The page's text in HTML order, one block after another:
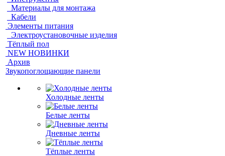
Материалы для монтажа
Кабели
Элементы питания
Электроустановочные изделия
Тёплый пол
NEW НОВИНКИ
Архив
Звукопоглощающие панели
Холодные ленты
Белые ленты
Дневные ленты
Тёплые ленты